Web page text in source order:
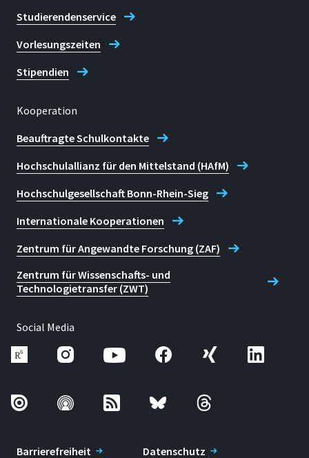
Studierendenservice
Vorlesungszeiten
Stipendien
Kooperation
Beauftragte Schulkontakte
Hochschulallianz für den Mittelstand (HAfM)
Hochschulgesellschaft Bonn-Rhein-Sieg
Internationale Kooperationen
Zentrum für Angewandte Forschung (ZAF)
Zentrum für Wissenschafts- und
Technologietransfer (ZWT)
Social Media
Barrierefreiheit Datenschutz